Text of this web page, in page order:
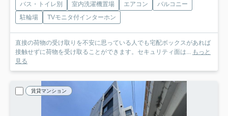
バス・トイレ別 室内洗濯機置場 エアコン
バルコニー
駐輪場
TVモニタ付インターホン
直接の荷物の受け取りを不安に思っている人でも宅配ボックスがあれば
接触せずに荷物を受け取ることができます。セキュリティ面は... もっと
見る
賃貸マンション